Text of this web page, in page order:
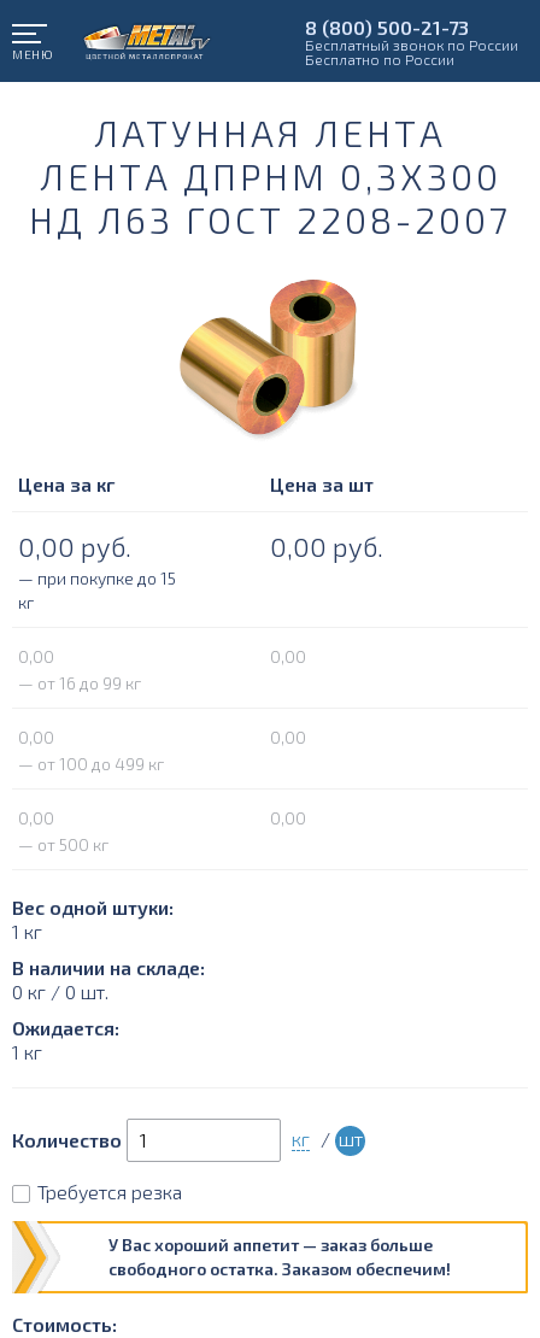
МЕНЮ
8 (800) 500-21-73
Бесплатный звонок по России
Бесплатно по России
ЛАТУННАЯ ЛЕНТА
ЛЕНТА ДПРНМ 0,3Х300
НД Л63 ГОСТ 2208-2007
Цена за кг Цена за шт
0,00 руб. 0,00 руб.
— при покупке до 15
кг
0,00
0,00
— от 16 до 99 кг
0,00
0,00
— от 100 до 499 кг
0,00
0,00
— от 500 кг
Вес одной штуки:
1 кг
В наличии на складе:
0 кг / 0 шт.
Ожидается:
1 кг
Количество кг / шт
Требуется резка
У Вас хороший аппетит — заказ больше
свободного остатка. Заказом обеспечим!
Стоимость: